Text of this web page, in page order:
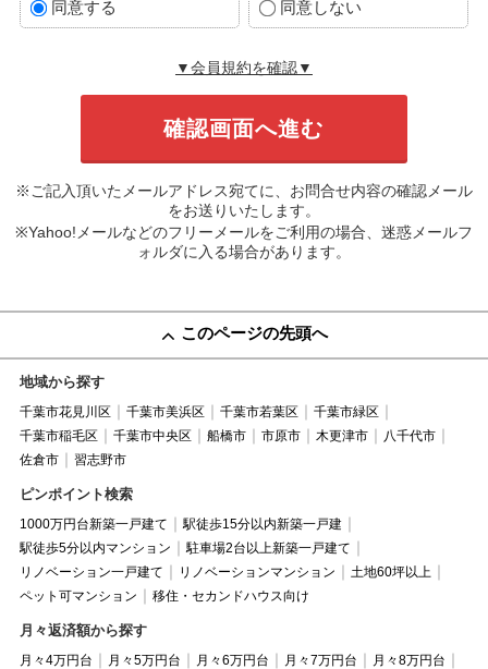
同意する 同意しない
▼会員規約を確認▼
※ご記入頂いたメールアドレス宛てに、お問合せ内容の確認メール
をお送りいたします。
※Yahoo!メールなどのフリーメールをご利用の場合、迷惑メールフ
ォルダに入る場合があります。
このページの先頭へ
地域から探す
千葉市花見川区 千葉市美浜区 千葉市若葉区
千葉市緑区
千葉市稲毛区
千葉市中央区 船橋市 市原市 木更津市
八千代市
佐倉市
習志野市
ピンポイント検索
1000万円台新築一戸建て
駅徒歩15分以内新築一戸建
駅徒歩5分以内マンション
駐車場2台以上新築一戸建て
リノベーション一戸建て
リノベーションマンション
土地60坪以上
ペット可マンション
移住・セカンドハウス向け
月々返済額から探す
月々4万円台 月々5万円台 月々6万円台 月々7万円台
月々8万円台